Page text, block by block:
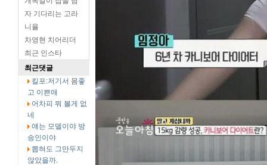
자 기다리는 고라
니율
차영현 치어리더
최근 인스타
최근댓글
킬포:저기서 몸좋
고 이쁜애
어차피 뭐 볼게 없
네
얘는 모델이야 방
송인이야
뽑혀도 그만두지
않았을까.